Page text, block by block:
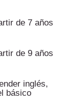
de 7 años
de 9 años
inglés,
básico